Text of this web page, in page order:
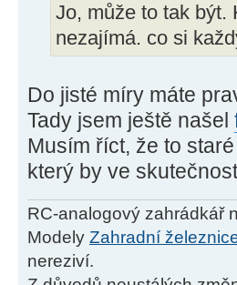
Jo, může to tak být.
nezajímá. co si
Do jisté míry máte
Tady jsem ještě našel
Musím říct, že to
který by ve
RC-analogový zahrádkář
Modely Zahradní
nereziví.